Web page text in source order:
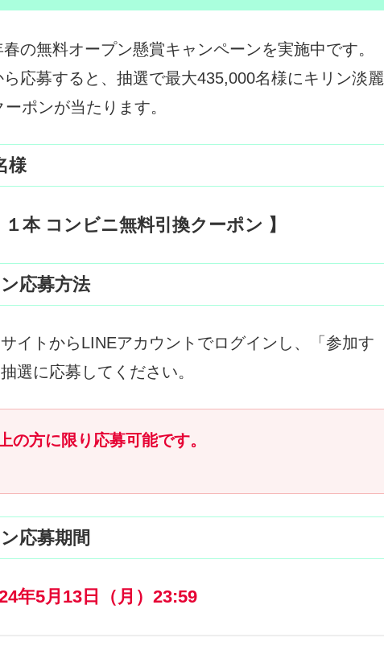
の無料オープン懸賞キャンペーンを実施中です。
応募すると、抽選で最大435,000名様にキリン淡麗
ポンが当たります。
様
本 コンビニ無料引換クーポン 】
応募方法
イトからLINEアカウントでログインし、「参加す
選に応募してください。
の方に限り応募可能です。
応募期間
年5月13日（月）23:59